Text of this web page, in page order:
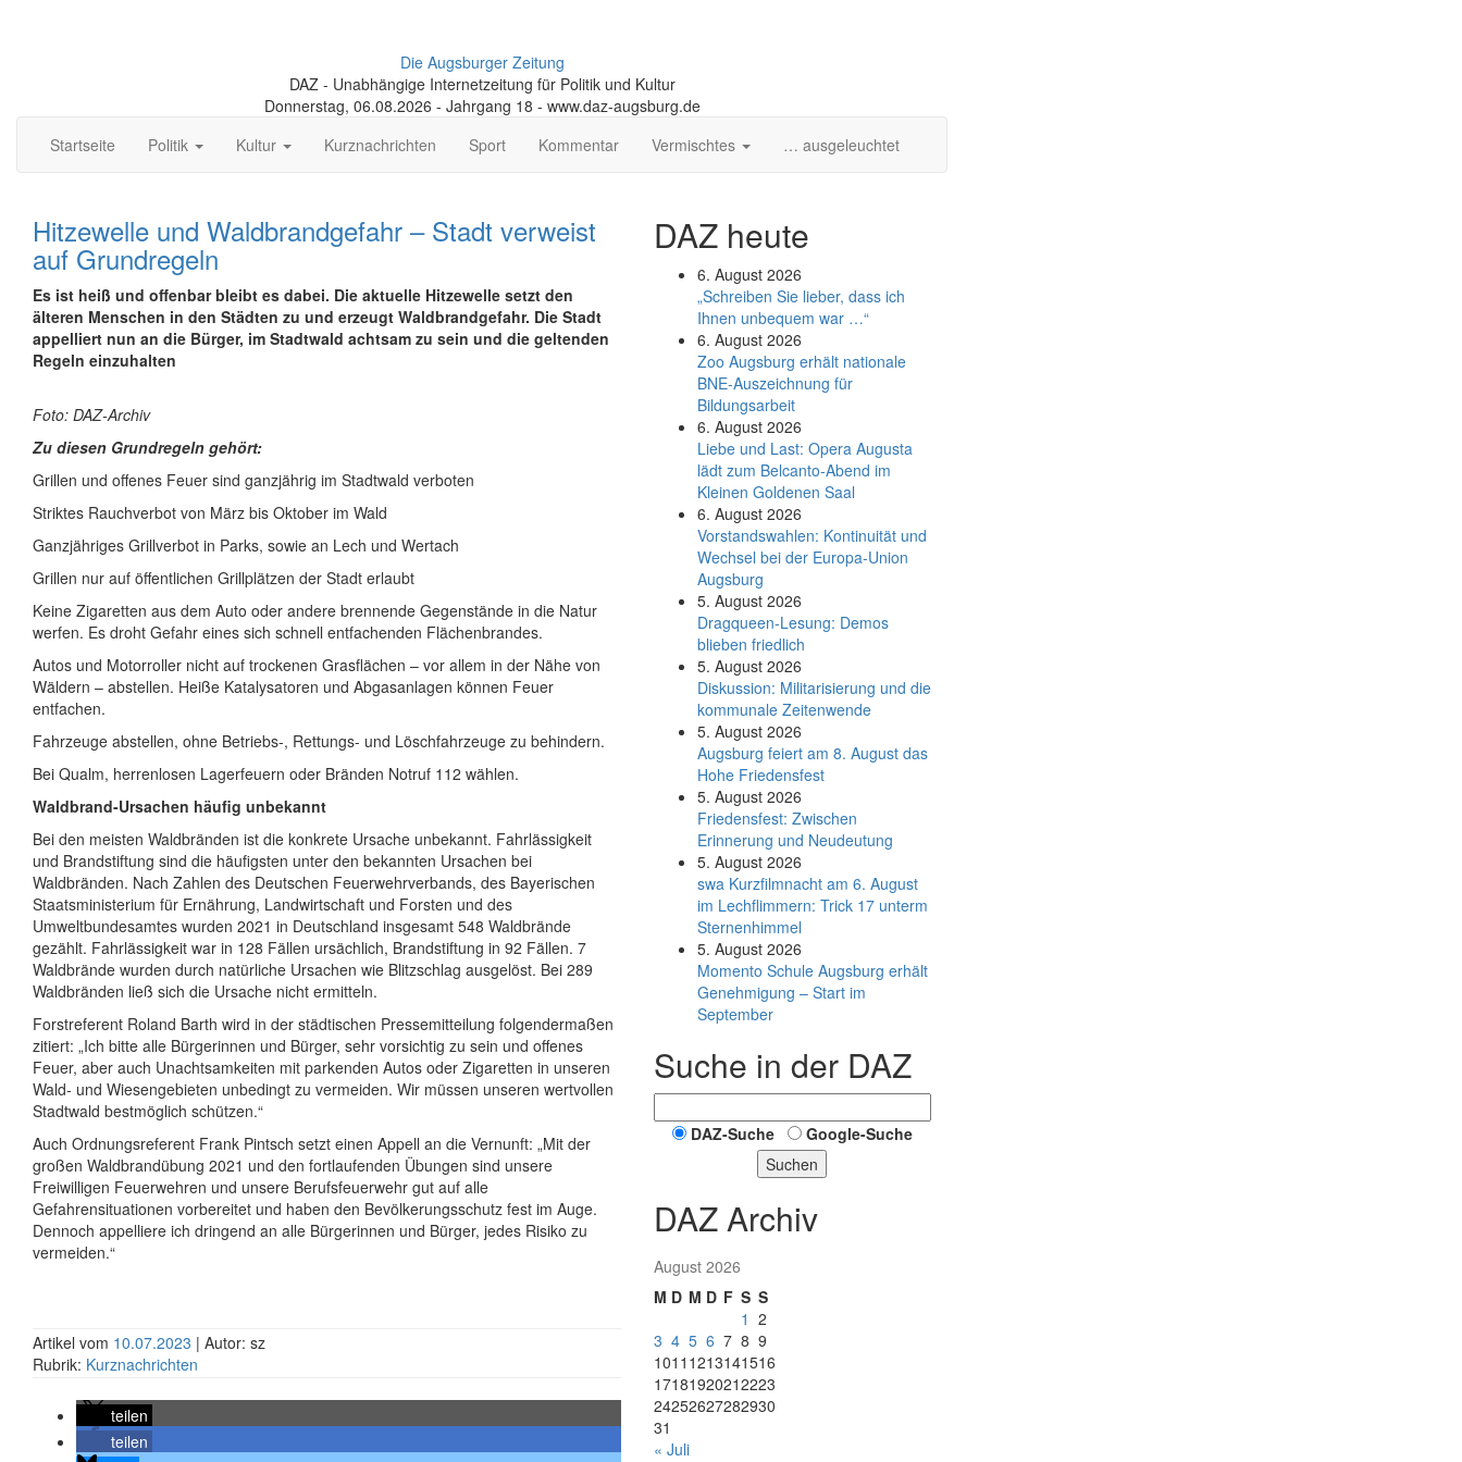
Die Augsburger Zeitung
DAZ - Unabhängige Internetzeitung für Politik und Kultur
Donnerstag, 06.08.2026 - Jahrgang 18 - www.daz-augsburg.de
Startseite
Politik Kultur Kurznachrichten Sport Kommentar Vermischtes … ausgeleuchtet
Hitzewelle und Waldbrandgefahr – Stadt verweist
auf Grundregeln
Es ist heiß und offenbar bleibt es dabei. Die aktuelle Hitzewelle setzt den
älteren Menschen in den Städten zu und erzeugt Waldbrandgefahr. Die Stadt
appelliert nun an die Bürger, im Stadtwald achtsam zu sein und die geltenden
Regeln einzuhalten
Foto: DAZ-Archiv
Zu diesen Grundregeln gehört:
Grillen und offenes Feuer sind ganzjährig im Stadtwald verboten
Striktes Rauchverbot von März bis Oktober im Wald
Ganzjähriges Grillverbot in Parks, sowie an Lech und Wertach
Grillen nur auf öffentlichen Grillplätzen der Stadt erlaubt
Keine Zigaretten aus dem Auto oder andere brennende Gegenstände in die Natur
werfen. Es droht Gefahr eines sich schnell entfachenden Flächenbrandes.
Autos und Motorroller nicht auf trockenen Grasflächen – vor allem in der Nähe von
Wäldern – abstellen. Heiße Katalysatoren und Abgasanlagen können Feuer
entfachen.
Fahrzeuge abstellen, ohne Betriebs-, Rettungs- und Löschfahrzeuge zu behindern.
Bei Qualm, herrenlosen Lagerfeuern oder Bränden Notruf 112 wählen.
Waldbrand-Ursachen häufig unbekannt
Bei den meisten Waldbränden ist die konkrete Ursache unbekannt. Fahrlässigkeit
und Brandstiftung sind die häufigsten unter den bekannten Ursachen bei
Waldbränden. Nach Zahlen des Deutschen Feuerwehrverbands, des Bayerischen
Staatsministerium für Ernährung, Landwirtschaft und Forsten und des
Umweltbundesamtes wurden 2021 in Deutschland insgesamt 548 Waldbrände
gezählt. Fahrlässigkeit war in 128 Fällen ursächlich, Brandstiftung in 92 Fällen. 7
Waldbrände wurden durch natürliche Ursachen wie Blitzschlag ausgelöst. Bei 289
Waldbränden ließ sich die Ursache nicht ermitteln.
Forstreferent Roland Barth wird in der städtischen Pressemitteilung folgendermaßen
zitiert: „Ich bitte alle Bürgerinnen und Bürger, sehr vorsichtig zu sein und offenes
Feuer, aber auch Unachtsamkeiten mit parkenden Autos oder Zigaretten in unseren
Wald- und Wiesengebieten unbedingt zu vermeiden. Wir müssen unseren wertvollen
Stadtwald bestmöglich schützen.“
Auch Ordnungsreferent Frank Pintsch setzt einen Appell an die Vernunft: „Mit der
großen Waldbrandübung 2021 und den fortlaufenden Übungen sind unsere
Freiwilligen Feuerwehren und unsere Berufsfeuerwehr gut auf alle
Gefahrensituationen vorbereitet und haben den Bevölkerungsschutz fest im Auge.
Dennoch appelliere ich dringend an alle Bürgerinnen und Bürger, jedes Risiko zu
vermeiden.“
Artikel vom 10.07.2023 | Autor: sz
Rubrik: Kurznachrichten
teilen
teilen
DAZ heute
6. August 2026
„Schreiben Sie lieber, dass ich
Ihnen unbequem war …“
6. August 2026
Zoo Augsburg erhält nationale
BNE-Auszeichnung für
Bildungsarbeit
6. August 2026
Liebe und Last: Opera Augusta
lädt zum Belcanto-Abend im
Kleinen Goldenen Saal
6. August 2026
Vorstandswahlen: Kontinuität und
Wechsel bei der Europa-Union
Augsburg
5. August 2026
Dragqueen-Lesung: Demos
blieben friedlich
5. August 2026
Diskussion: Mi­li­ta­ri­sie­rung und die
kommunale Zeitenwende
5. August 2026
Augsburg feiert am 8. August das
Hohe Friedensfest
5. August 2026
Friedensfest: Zwischen
Erinnerung und Neudeutung
5. August 2026
swa Kurz­film­nacht am 6. August
im Lech­flim­mern: Trick 17 unterm
Sternen­himmel
5. August 2026
Momento Schule Augsburg erhält
Genehmigung – Start im
September
Suche in der DAZ
DAZ-Suche
Google-Suche
Suchen
DAZ Archiv
August 2026
M D M D F S S
1 2
3 4 5 6 7 8 9
1011 1213141516
17181920212223
24252627282930
31
« Juli